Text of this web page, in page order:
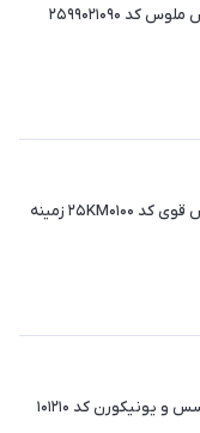
فرش اتاق کودک طرح خرس ملوس کد 2599021090
فرش اتاق کودک طرح خرس قوی کد 25KM0100 زمینه
فرش اتاق کودک طرح پرنسس و یونیکورن کد 101210